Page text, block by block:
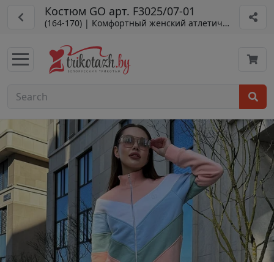
Костюм GO арт. F3025/07-01
(164-170) | Комфортный женский атлетический стиль